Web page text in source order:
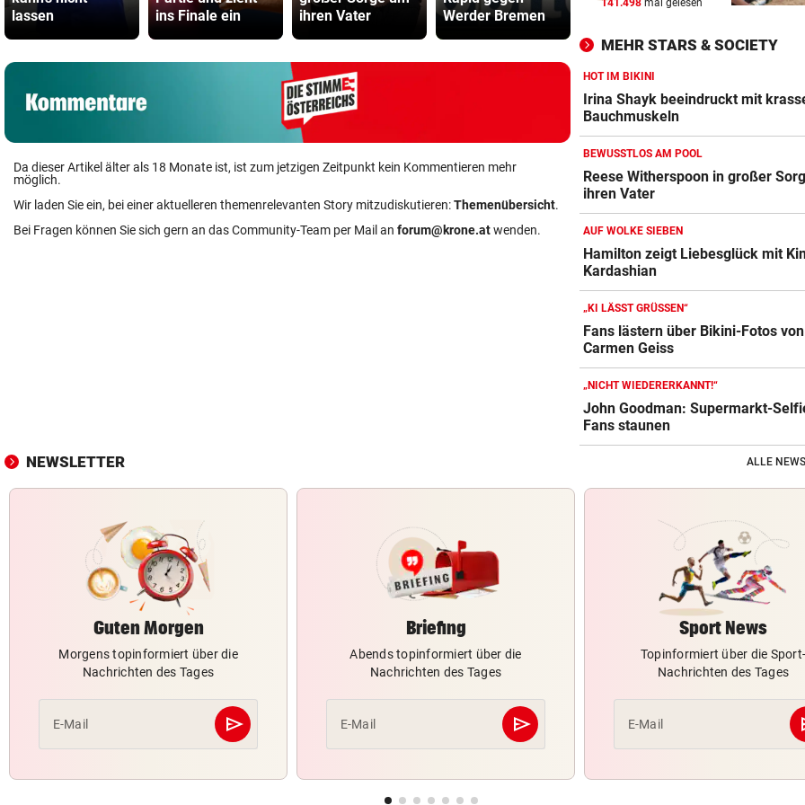
lassen
ins Finale ein
ihren Vater
Werder Bremen
Da dieser Artikel älter als 18 Monate ist, ist zum jetzigen Zeitpunkt kein Kommentieren mehr
möglich.
Wir laden Sie ein, bei einer aktuelleren themenrelevanten Story mitzudiskutieren:Themenübersicht.
Bei Fragen können Sie sich gern an das Community-Team per Mail an forum@krone.atwenden.
MANDATAR ALARMIERT vor
Kahlschlag!“
INFERNO AM GARDASEE
Entwarnung nach Brand:
Evakuierte dürfen zurück
SOMMERCUP 2026 LIVE: vor 2
Hard um Platz drei – Kiel
Luzern im Finale!
141.498 mal gelesen
MEHR STARS & SOCIETY
HOT IM BIKINI
Irina Shayk beeindruckt mit
Bauchmuskeln
BEWUSSTLOS AM POOL
Reese Witherspoon in großer
ihren Vater
AUF WOLKE SIEBEN
Hamilton zeigt Liebesglück mit
Kardashian
„KI LÄSST GRÜSSEN“
Fans lästern über Bikini-Fotos von
Carmen Geiss
„NICHT WIEDERERKANNT!“
John Goodman: Supermarkt-
Fans staunen
NEWSLETTER ALLE
Guten Morgen
Morgens topinformiert über die
Nachrichten des Tages
E-Mail send
Abschicken
Briefing
Abends topinformiert über die
Nachrichten des Tages
E-Mail send
Abschicken
Sport News
Topinformiert über die Sport-
Nachrichten des Tages
E-Mail